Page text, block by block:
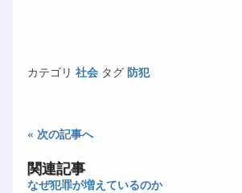
カテゴリ 社会 タグ 防犯
« 次の記事へ
関連記事
なぜ犯罪が増えているのか